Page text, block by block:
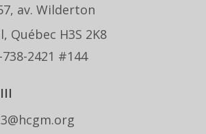
av. Wilderton
Québec H3S 2K8
738-2421 #144